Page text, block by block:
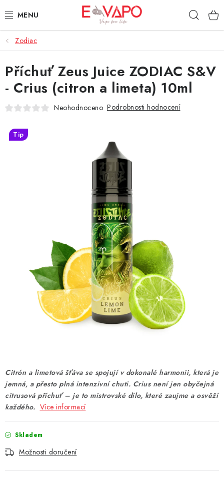
na
3D TISK
TIPY ZA DOBROU CENU
AROMATA A PŘÍCHUTĚ
ATOMIZÉRY A CARTRIDGE
BATERIE A NABÍJEČKY
NIKOTINOVÝ FILM
PŘÍSLUŠENSTVÍ
ZNAČKY
Zodiac
Citrón a limetová šťáva se spojují v dokonalé harmonii, která je
jemná, a přesto plná intenzivní chuti. Crius není jen obyčejná
citrusová příchuť – je to mistrovské dílo, které zaujme a osvěží
každého. Více informací
Skladem
Možnosti doručení
Příchuť Zeus Juice ZODIAC S&V
- Crius (citron a limeta) 10ml
Neohodnoceno Podrobnosti hodnocení
Tip